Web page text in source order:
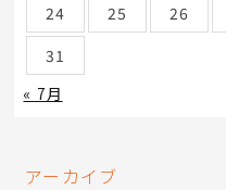
24
25 26
31
« 7月
アーカイブ